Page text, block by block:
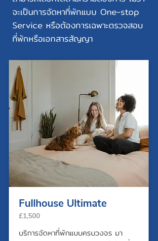
จะเป็นการจัดหาที่พักแบบ One-stop
Service หรือต้องการเฉพาะตรวจสอบ
ที่พักหรือเอกสารสัญญา
Fullhouse Ultimate
£1,500
บริการจัดหาที่พักแบบครบวงจร มา